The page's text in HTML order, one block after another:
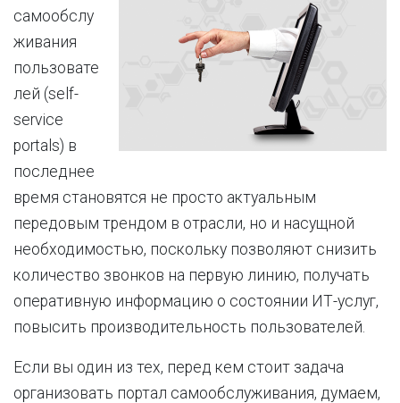
самообслу
живания
пользовате
лей (self-
service
portals) в
последнее
время становятся не просто актуальным
передовым трендом в отрасли, но и насущной
необходимостью, поскольку позволяют снизить
количество звонков на первую линию, получать
оперативную информацию о состоянии ИТ-услуг,
повысить производительность пользователей.
Если вы один из тех, перед кем стоит задача
организовать портал самообслуживания, думаем,